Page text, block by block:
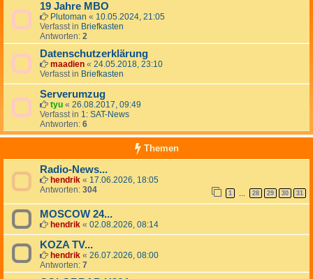
19 Jahre MBO
Plutoman « 10.05.2024, 21:05
Verfasst in Briefkasten
Antworten: 2
Datenschutzerklärung
maadien « 24.05.2018, 23:10
Verfasst in Briefkasten
Serverumzug
tyu « 26.08.2017, 09:49
Verfasst in 1: SAT-News
Antworten: 6
Themen
Radio-News...
hendrik « 17.06.2026, 18:05
Antworten: 304 1 … 28 29 30 31
MOSCOW 24...
hendrik « 02.08.2026, 08:14
KOZA TV...
hendrik « 26.07.2026, 08:00
Antworten: 7